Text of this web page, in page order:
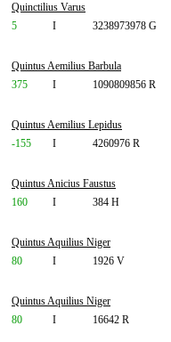
Quinctilius Varus
5
I 3238973978 G
Quintus Aemilius Barbula
375
I 1090809856 R
Quintus Aemilius Lepidus
-155
I 4260976 R
Quintus Anicius Faustus
160
I 384 H
Quintus Aquilius Niger
80
I 1926 V
Quintus Aquilius Niger
80
I 16642 R